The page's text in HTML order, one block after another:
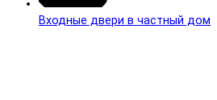
Входные двери в частный дом